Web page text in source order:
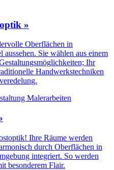
»
Oberflächen in
Sie wählen aus einem
Ihr
Handwerks­techniken
Ihre Räume werden
durch Oberflächen in
integriert. So werden
besonderem Flair.